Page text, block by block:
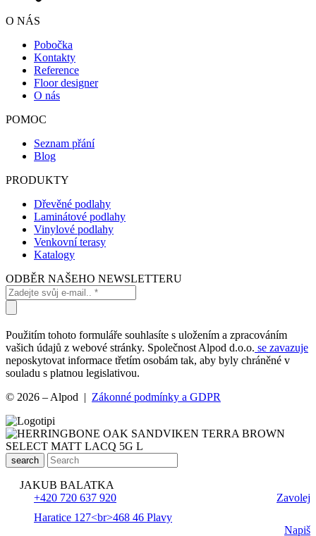
O NÁS
Pobočka
Kontakty
Reference
Floor designer
O nás
POMOC
Seznam přání
Blog
PRODUKTY
Dřevěné podlahy
Laminátové podlahy
Vinylové podlahy
Venkovní terasy
Katalogy
ODBĚR NAŠEHO NEWSLETTERU
Použitím tohoto formuláře souhlasíte s uložením a zpracováním
vašich údajů z webové stránky. Společnost Alpod d.o.o. se zavazuje
neposkytovat informace třetím osobám tak, aby byly chráněné v
souladu s platnou legislativou.
© 2026 – Alpod | Zákonné podmínky a GDPR
search
JAKUB BALATKA
+420 720 637 920
Zavolej
Haratice 127<br>468 46 Plavy
Napiš